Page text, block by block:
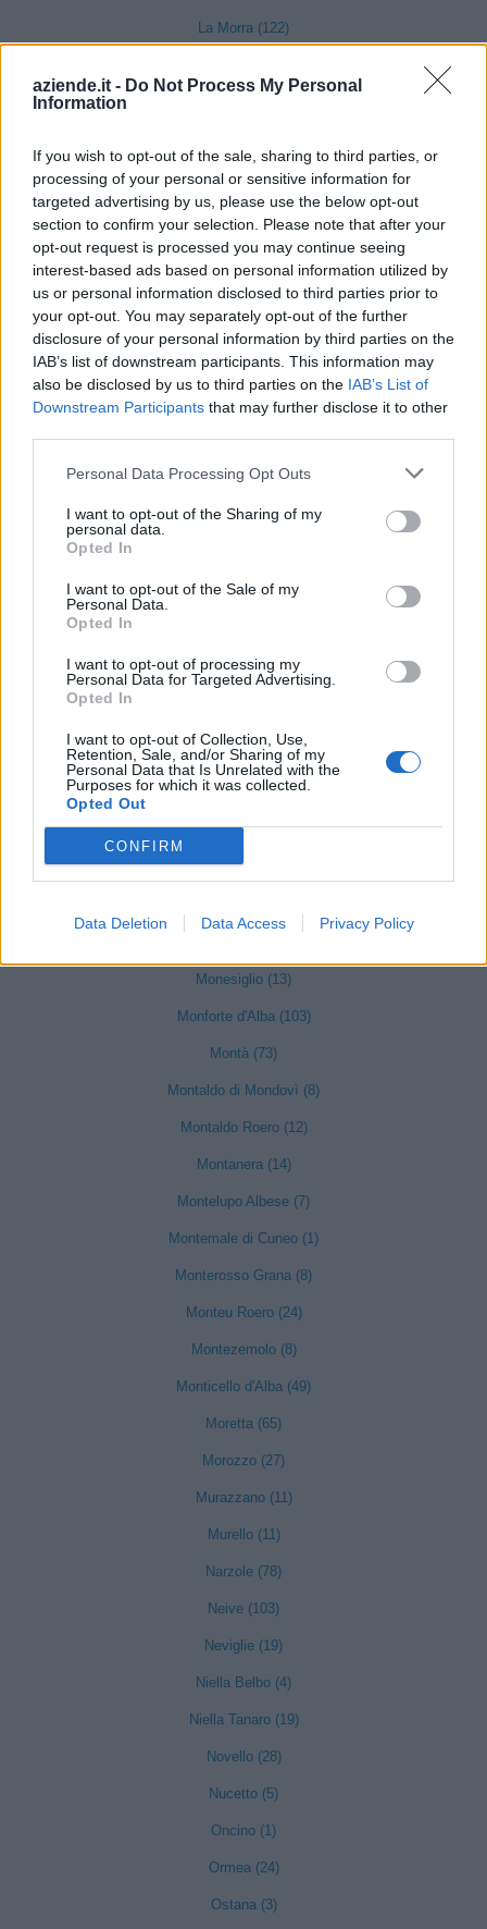
aziende.it - Do Not Process My Personal
Information
If you wish to opt-out of the sale, sharing to third parties, or
processing of your personal or sensitive information for
targeted advertising by us, please use the below opt-out
section to confirm your selection. Please note that after your
opt-out request is processed you may continue seeing
interest-based ads based on personal information utilized by
us or personal information disclosed to third parties prior to
your opt-out. You may separately opt-out of the further
disclosure of your personal information by third parties on the
IAB’s list of downstream participants. This information may
also be disclosed by us to third parties on the IAB’s List of
Downstream Participants that may further disclose it to other
Personal Data Processing Opt Outs
I want to opt-out of the Sharing of my
personal data.
Opted In
I want to opt-out of the Sale of my
Personal Data.
Opted In
I want to opt-out of processing my
Personal Data for Targeted Advertising.
Opted In
I want to opt-out of Collection, Use,
Retention, Sale, and/or Sharing of my
Personal Data that Is Unrelated with the
Purposes for which it was collected.
Opted Out
CONFIRM
Data Deletion Data Access Privacy Policy
La Morra (122)
Levice (2)
Limone Piemonte (53)
Lisio (1)
Macra (1)
Magliano Alpi (61)
Magliano Alfieri (21)
Mango (26)
Manta (55)
Marene (74)
Margarita (15)
Marsaglia (3)
Melle (8)
Mombarcaro (6)
Mombasiglio (6)
Monasterolo di Savigliano (35)
Monchiero (17)
Mondovì (490)
Monesiglio (13)
Monforte d'Alba (103)
Montà (73)
Montaldo di Mondovì (8)
Montaldo Roero (12)
Montanera (14)
Montelupo Albese (7)
Montemale di Cuneo (1)
Monterosso Grana (8)
Monteu Roero (24)
Montezemolo (8)
Monticello d'Alba (49)
Moretta (65)
Morozzo (27)
Murazzano (11)
Murello (11)
Narzole (78)
Neive (103)
Neviglie (19)
Niella Belbo (4)
Niella Tanaro (19)
Novello (28)
Nucetto (5)
Oncino (1)
Ormea (24)
Ostana (3)